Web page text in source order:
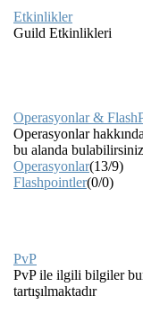
Etkinlikler
Guild Etkinlikleri
Operasyonlar &
Operasyonlar
bu alanda bulabilirsiniz
Operasyonlar(13/9)
Flashpointler(0/0)
PvP
PvP ile ilgili bilgiler
tartışılmaktadır